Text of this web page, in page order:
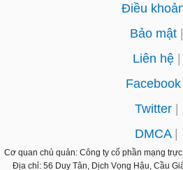
Điều
Bảo mật
Liên hệ
Facebook
Twitter
DMCA
Cơ quan chủ quản: Công ty cổ phần mạng
Địa chỉ: 56 Duy Tân, Dịch Vọng Hậu, Cầu